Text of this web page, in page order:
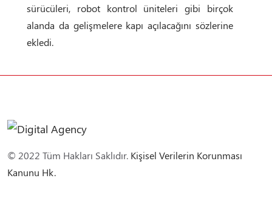
sürücüleri, robot kontrol üniteleri gibi birçok
alanda da gelişmelere kapı açılacağını sözlerine
ekledi.
© 2022 Tüm Hakları Saklıdır. Kişisel Verilerin Korunması
Kanunu Hk.